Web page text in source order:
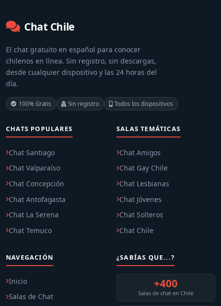
Chat Chile
El chat gratuito en español para conocer
chilenos en línea. Sin registro, sin descargas,
desde cualquier dispositivo y las 24 horas del
día.
100% Gratis Sin registro Todos los dispositivos
CHATS POPULARES
Chat Santiago
Chat Valparaíso
Chat Concepción
Chat Antofagasta
Chat La Serena
Chat Temuco
SALAS TEMÁTICAS
Chat Amigos
Chat Gay Chile
Chat Lesbianas
Chat Jóvenes
Chat Solteros
Chat Chile
NAVEGACIÓN
Inicio
Salas de Chat
¿SABÍAS QUE...?
+400
Salas de chat en Chile